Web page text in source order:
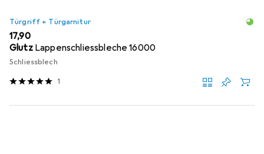
Türgriff + Türgarnitur
EUR
17,90
Glutz Lappenschliessbleche 16000
Schliessblech
1